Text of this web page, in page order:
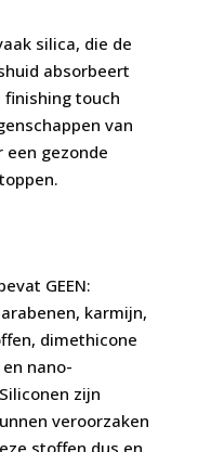
silica, die de
absorbeert
finishing touch
van
een gezonde
GEEN:
karmijn,
dimethicone
nano-
zijn
veroorzaken
stoffen dus en